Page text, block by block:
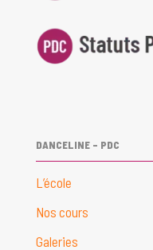
DANCELINE – PDC
L’école
Nos cours
Galeries